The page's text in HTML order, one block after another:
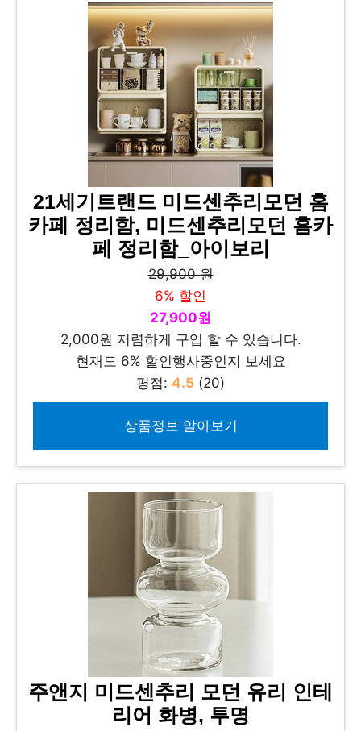
21세기트랜드 미드센추리모던 홈
카페 정리함, 미드센추리모던 홈카
페 정리함_아이보리
29,900 원
6% 할인
27,900원
2,000원 저렴하게 구입 할 수 있습니다.
현재도 6% 할인행사중인지 보세요
평점: 4.5 (20)
상품정보 알아보기
주앤지 미드센추리 모던 유리 인테
리어 화병, 투명